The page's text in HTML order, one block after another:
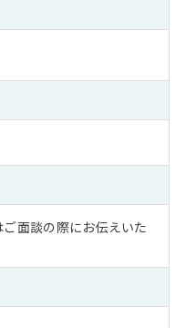
面談の際にお伝えいた